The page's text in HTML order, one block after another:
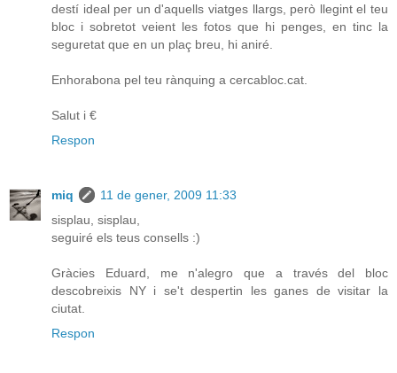
destí ideal per un d'aquells viatges llargs, però llegint el teu
bloc i sobretot veient les fotos que hi penges, en tinc la
seguretat que en un plaç breu, hi aniré.
Enhorabona pel teu rànquing a cercabloc.cat.
Salut i €
Respon
miq
11 de gener, 2009 11:33
sisplau, sisplau,
seguiré els teus consells :)
Gràcies Eduard, me n'alegro que a través del bloc
descobreixis NY i se't despertin les ganes de visitar la
ciutat.
Respon